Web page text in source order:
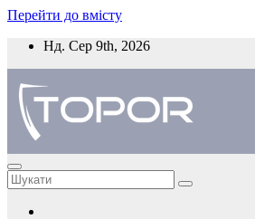
Перейти до вмісту
Нд. Сер 9th, 2026